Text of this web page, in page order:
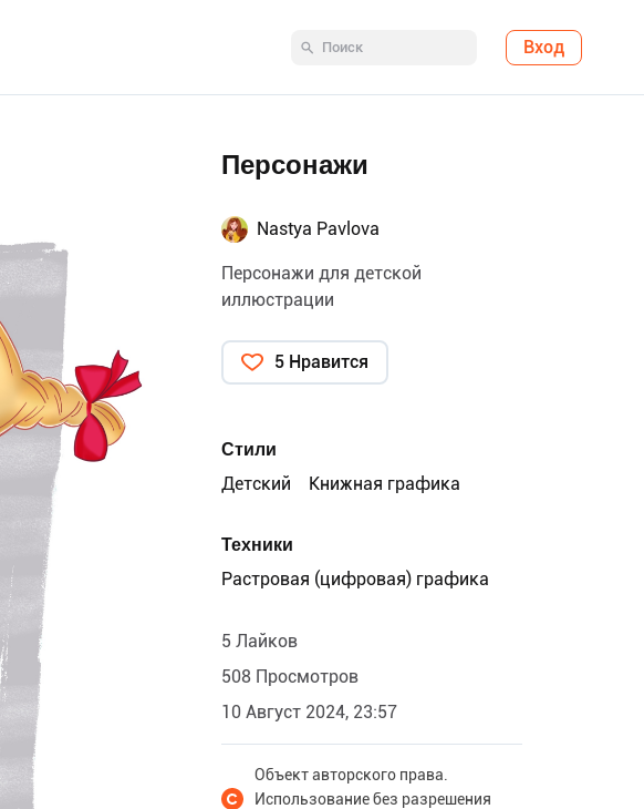
Вход
Персонажи
Nastya Pavlova
Персонажи для детской
иллюстрации
5 Нравится
Стили
Детский
Книжная графика
Техники
Растровая (цифровая) графика
5 Лайков
508 Просмотров
10 Август 2024, 23:57
Объект авторского права.
Использование без разрешения